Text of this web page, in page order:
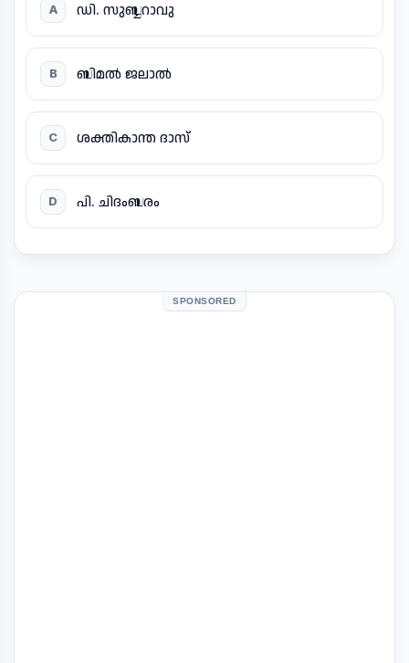
A ഡി. സുബ്ബറാവു
B ബിമൽ ജലാൽ
C ശക്തികാന്ത ദാസ്
D പി. ചിദംബരം
SPONSORED